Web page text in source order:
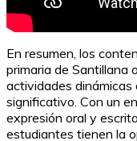
En resumen, los
primaria de Santillana
actividades dinámicas
significativo. Con un
expresión oral y
estudiantes tienen la